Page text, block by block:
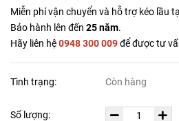
Miễn phí vận chuyển và hỗ trợ kéo lầu
Bảo hành lên đến 25 năm.
Hãy liên hệ0948 300 009để được tư
Tình trạng: Còn hàng
Số lượng: